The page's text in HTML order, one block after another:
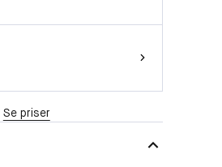
Se priser